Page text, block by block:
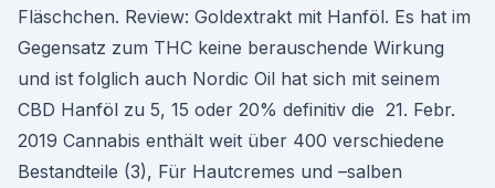
Fläschchen. Review: Goldextrakt mit Hanföl. Es hat im
Gegensatz zum THC keine berauschende Wirkung
und ist folglich auch Nordic Oil hat sich mit seinem
CBD Hanföl zu 5, 15 oder 20% definitiv die 21. Febr.
2019 Cannabis enthält weit über 400 verschiedene
Bestandteile (3), Für Hautcremes und –salben